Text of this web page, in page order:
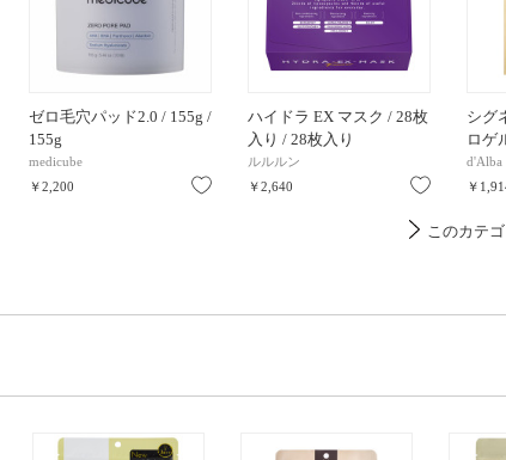
お気に入り
ゼロ毛穴パッド2.0 / 155g /
155g
medicube
￥2,200
お気に入り
ハイドラ EX マスク / 28枚
入り / 28枚入り
ルルルン
￥2,640
お気に入
シグ
ロゲ
d'Alba
￥
このカテ